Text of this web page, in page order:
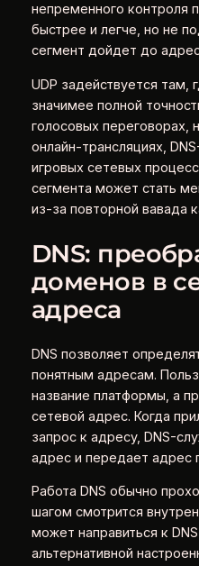
непременного контроля
быстрее и легче, но не
сегмент дойдет до
UDP задействуется там,
значимее полной
голосовых переговорах,
онлайн-трансляциях,
игровых сетевых
сегмента может стать
из-за повторной вавада
DNS:
доменов в
адреса
DNS позволяет
понятным адресам.
название платформы, а
сетевой адрес. Когда
запрос к адресу, DNS-
адрес и передает адрес
Работа DNS обычно
шагом смотрится
может направиться к
альтернативной